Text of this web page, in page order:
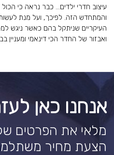
עיצוב חדרי ילדים... כבר נראה כי
והמתחדש הזה. לפיכך, ועל מנת
העיקריים שניתקל בהם כאשר ניגש
ואבזור של החדר הכי דינאמי ומעניין
אנחנו כאן
מלאי את הפרטים
הצעת מחיר משתלמת